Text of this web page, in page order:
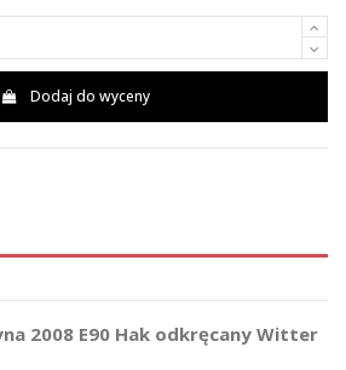
Dodaj do wyceny
2008 E90 Hak odkręcany Witter